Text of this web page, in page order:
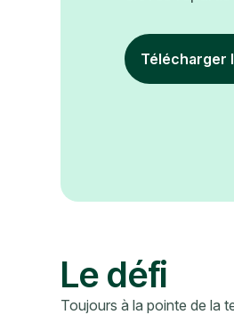
Télécharger
Le défi
Toujours à la pointe de la